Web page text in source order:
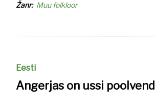
Žanr Muu folkloor
Eesti
Angerjas on ussi poolvend